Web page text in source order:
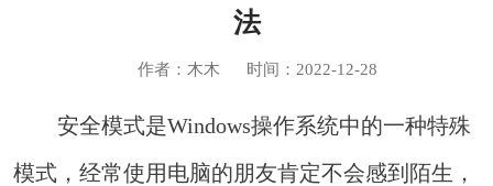
法
作者：木木 时间：2022-12-28
安全模式是Windows操作系统中的一种特殊
模式，经常使用电脑的朋友肯定不会感到陌生，